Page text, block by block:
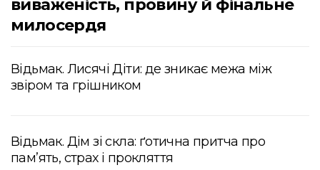
виваженість, провину й фінальне
милосердя
Відьмак. Лисячі Діти: де зникає межа між
звіром та грішником
Відьмак. Дім зі скла: ґотична притча про
пам’ять, страх і прокляття